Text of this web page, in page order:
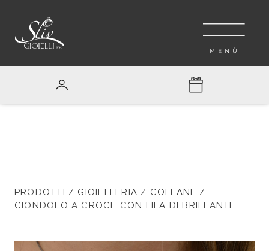
PRODOTTI / GIOIELLERIA / COLLANE /
CIONDOLO A CROCE CON FILA DI BRILLANTI